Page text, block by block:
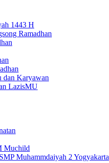
1443 H
Ramadhan
dan Karyawan
LazisMU
Muchild
Muhammdaiyah 2 Yogyakarta